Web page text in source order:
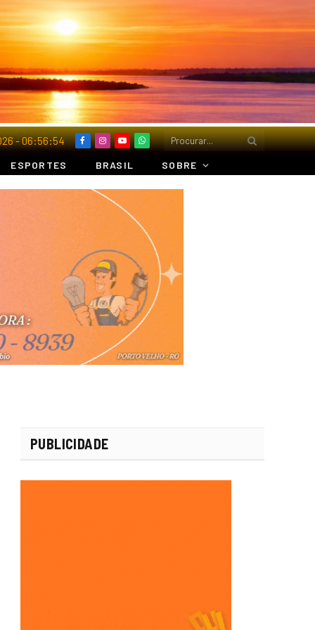
- 06:56:56 Facebook
Instagram
YouTubeWhatsapp
ESPORTES BRASIL SOBRE
PUBLICIDADE